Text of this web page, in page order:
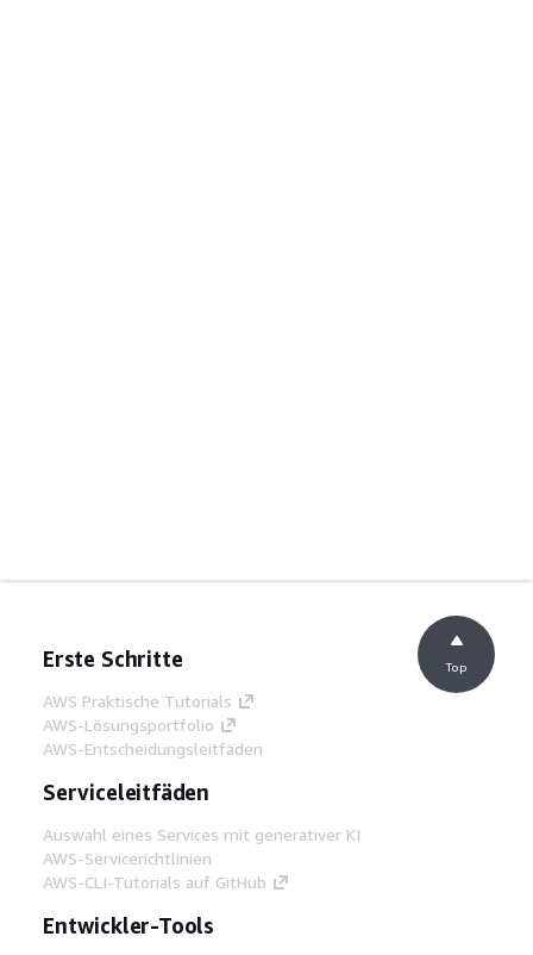
Erste Schritte
AWS Praktische Tutorials
AWS-Lösungsportfolio
AWS-Entscheidungsleitfäden
Serviceleitfäden
Auswahl eines Services mit generativer KI
AWS-Servicerichtlinien
AWS-CLI-Tutorials auf GitHub
Entwickler-Tools
Top